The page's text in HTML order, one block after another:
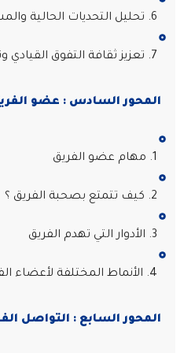
6. تحليل التحديات الحالية والمستقبلية التي تواجه فريق العمل وتحديد الخطط لإدارة التغيير بشكل فعال
7. تعزيز ثقافة التفوق القيادي وتطبيقها على الفريق
المحور السادس : عضو
1. مهام عضو الفريق
2. كيف تتمتع بصحبة الفريق ؟
3. الأدوار التي تهدم الفريق
4. الأنماط المختلفة لأعضاء الفريق
المحور السابع : التواصل